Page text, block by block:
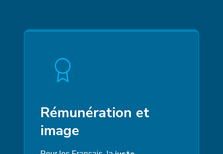
Rémunération et
image